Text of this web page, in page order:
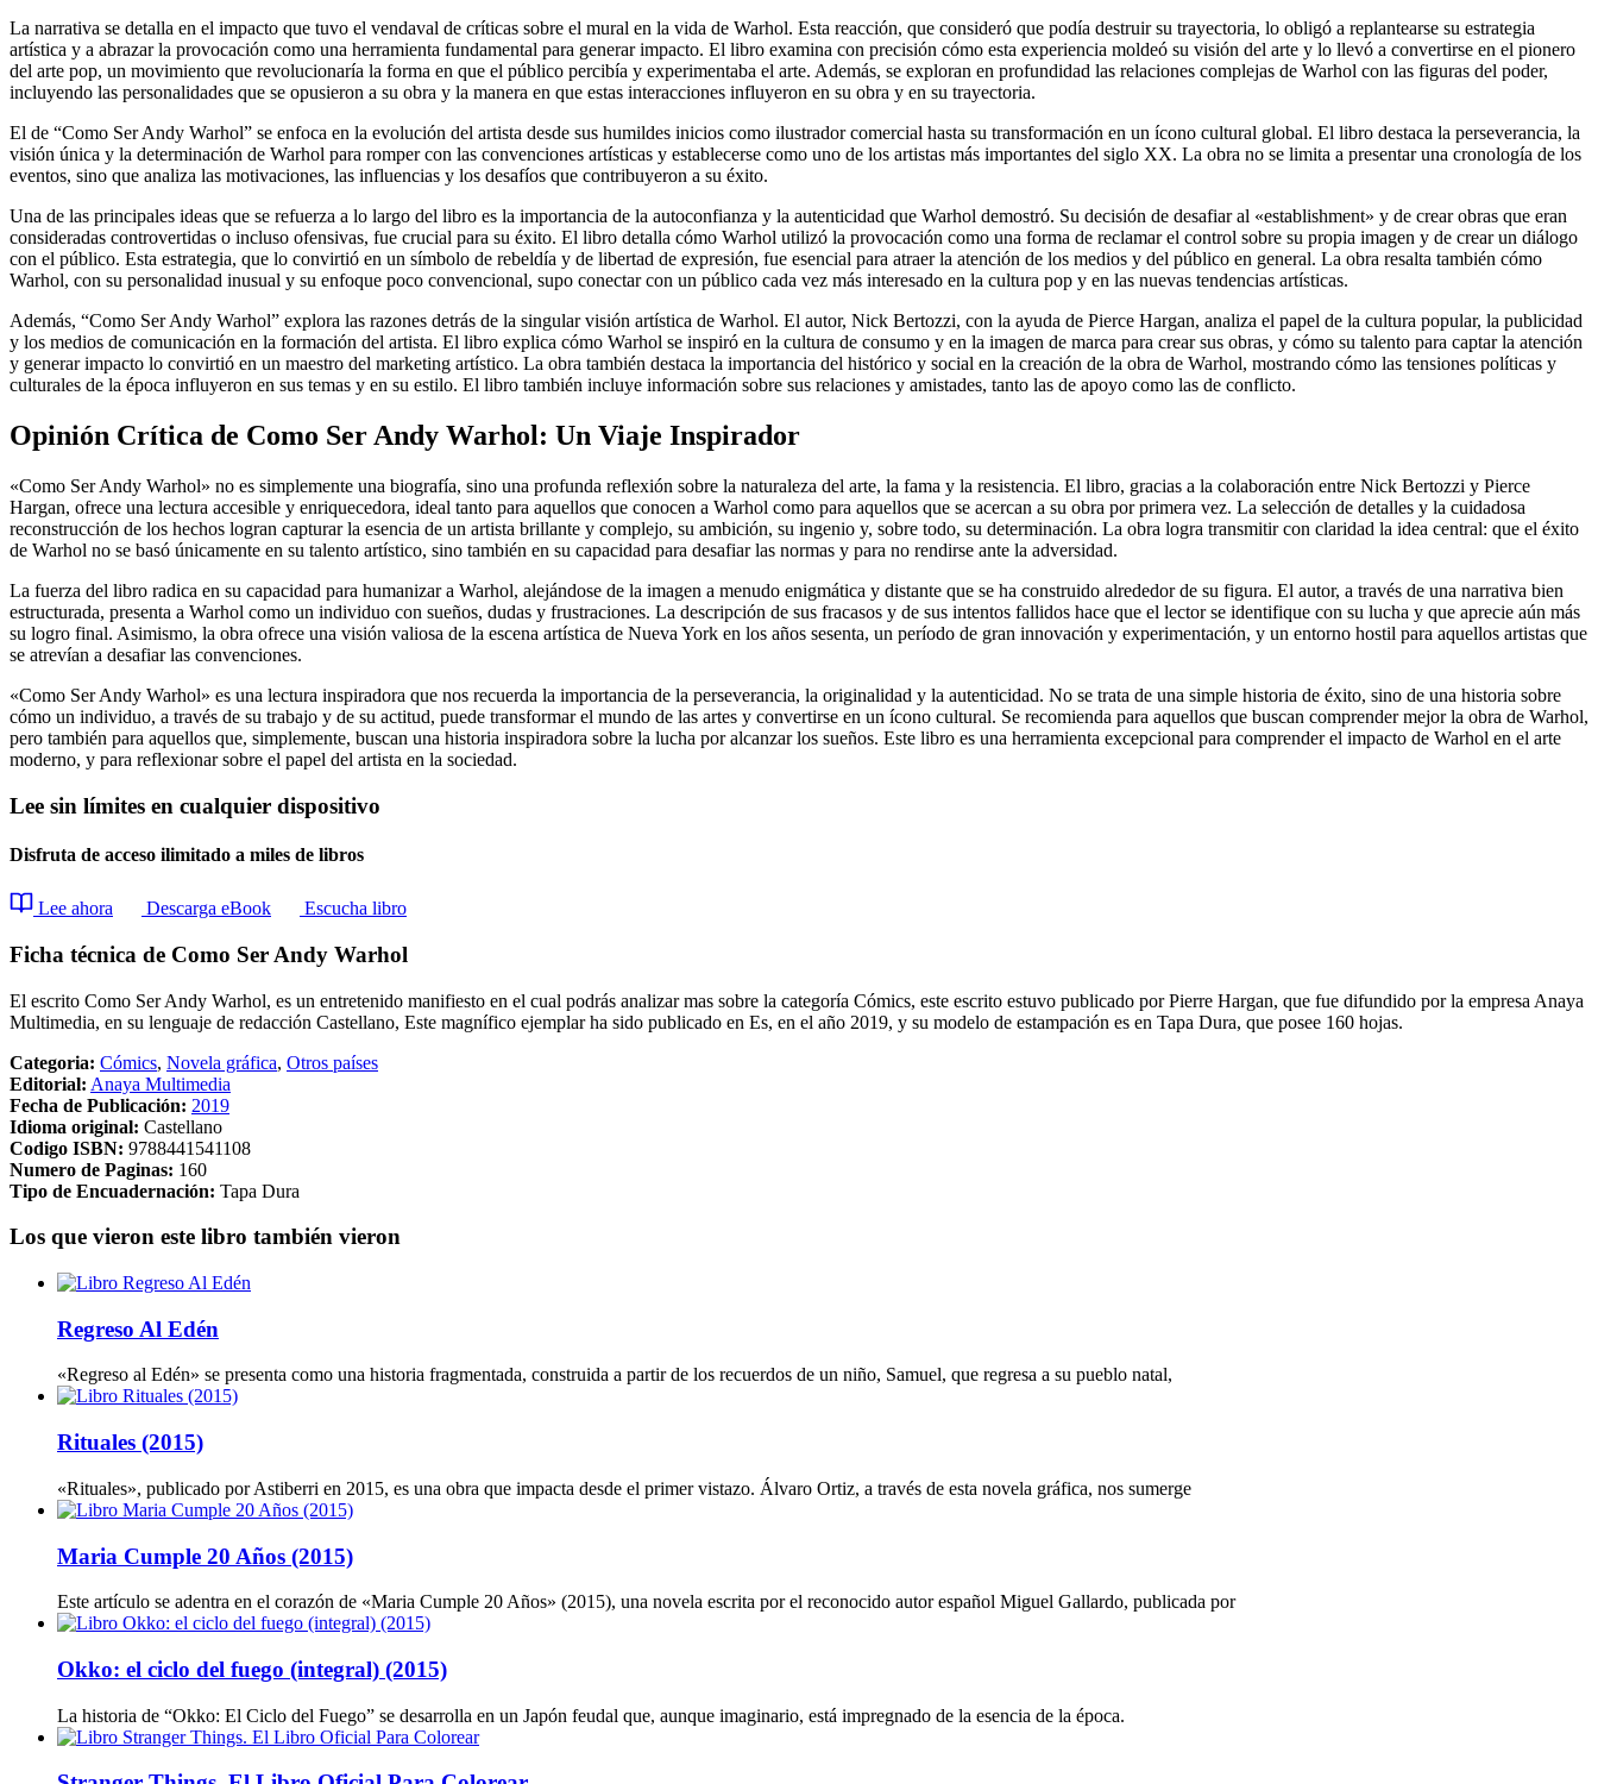
La narrativa se detalla en el impacto que tuvo el vendaval de críticas sobre el mural en la vida de Warhol. Esta reacción, que consideró que podía destruir su trayectoria, lo obligó a replantearse su estrategia
artística y a abrazar la provocación como una herramienta fundamental para generar impacto. El libro examina con precisión cómo esta experiencia moldeó su visión del arte y lo llevó a convertirse en el pionero
del arte pop, un movimiento que revolucionaría la forma en que el público percibía y experimentaba el arte. Además, se exploran en profundidad las relaciones complejas de Warhol con las figuras del poder,
incluyendo las personalidades que se opusieron a su obra y la manera en que estas interacciones influyeron en su obra y en su trayectoria.
El de “Como Ser Andy Warhol” se enfoca en la evolución del artista desde sus humildes inicios como ilustrador comercial hasta su transformación en un ícono cultural global. El libro destaca la perseverancia, la
visión única y la determinación de Warhol para romper con las convenciones artísticas y establecerse como uno de los artistas más importantes del siglo XX. La obra no se limita a presentar una cronología de los
eventos, sino que analiza las motivaciones, las influencias y los desafíos que contribuyeron a su éxito.
Una de las principales ideas que se refuerza a lo largo del libro es la importancia de la autoconfianza y la autenticidad que Warhol demostró. Su decisión de desafiar al «establishment» y de crear obras que eran
consideradas controvertidas o incluso ofensivas, fue crucial para su éxito. El libro detalla cómo Warhol utilizó la provocación como una forma de reclamar el control sobre su propia imagen y de crear un diálogo
con el público. Esta estrategia, que lo convirtió en un símbolo de rebeldía y de libertad de expresión, fue esencial para atraer la atención de los medios y del público en general. La obra resalta también cómo
Warhol, con su personalidad inusual y su enfoque poco convencional, supo conectar con un público cada vez más interesado en la cultura pop y en las nuevas tendencias artísticas.
Además, “Como Ser Andy Warhol” explora las razones detrás de la singular visión artística de Warhol. El autor, Nick Bertozzi, con la ayuda de Pierce Hargan, analiza el papel de la cultura popular, la publicidad
y los medios de comunicación en la formación del artista. El libro explica cómo Warhol se inspiró en la cultura de consumo y en la imagen de marca para crear sus obras, y cómo su talento para captar la atención
y generar impacto lo convirtió en un maestro del marketing artístico. La obra también destaca la importancia del histórico y social en la creación de la obra de Warhol, mostrando cómo las tensiones políticas y
culturales de la época influyeron en sus temas y en su estilo. El libro también incluye información sobre sus relaciones y amistades, tanto las de apoyo como las de conflicto.
Opinión Crítica de Como Ser Andy Warhol: Un Viaje Inspirador
«Como Ser Andy Warhol» no es simplemente una biografía, sino una profunda reflexión sobre la naturaleza del arte, la fama y la resistencia. El libro, gracias a la colaboración entre Nick Bertozzi y Pierce
Hargan, ofrece una lectura accesible y enriquecedora, ideal tanto para aquellos que conocen a Warhol como para aquellos que se acercan a su obra por primera vez. La selección de detalles y la cuidadosa
reconstrucción de los hechos logran capturar la esencia de un artista brillante y complejo, su ambición, su ingenio y, sobre todo, su determinación. La obra logra transmitir con claridad la idea central: que el éxito
de Warhol no se basó únicamente en su talento artístico, sino también en su capacidad para desafiar las normas y para no rendirse ante la adversidad.
La fuerza del libro radica en su capacidad para humanizar a Warhol, alejándose de la imagen a menudo enigmática y distante que se ha construido alrededor de su figura. El autor, a través de una narrativa bien
estructurada, presenta a Warhol como un individuo con sueños, dudas y frustraciones. La descripción de sus fracasos y de sus intentos fallidos hace que el lector se identifique con su lucha y que aprecie aún más
su logro final. Asimismo, la obra ofrece una visión valiosa de la escena artística de Nueva York en los años sesenta, un período de gran innovación y experimentación, y un entorno hostil para aquellos artistas que
se atrevían a desafiar las convenciones.
«Como Ser Andy Warhol» es una lectura inspiradora que nos recuerda la importancia de la perseverancia, la originalidad y la autenticidad. No se trata de una simple historia de éxito, sino de una historia sobre
cómo un individuo, a través de su trabajo y de su actitud, puede transformar el mundo de las artes y convertirse en un ícono cultural. Se recomienda para aquellos que buscan comprender mejor la obra de Warhol,
pero también para aquellos que, simplemente, buscan una historia inspiradora sobre la lucha por alcanzar los sueños. Este libro es una herramienta excepcional para comprender el impacto de Warhol en el arte
moderno, y para reflexionar sobre el papel del artista en la sociedad.
Lee sin límites en cualquier dispositivo
Disfruta de acceso ilimitado a miles de libros
Lee ahora Descarga eBook Escucha libro
Ficha técnica de Como Ser Andy Warhol
El escrito Como Ser Andy Warhol, es un entretenido manifiesto en el cual podrás analizar mas sobre la categoría Cómics, este escrito estuvo publicado por Pierre Hargan, que fue difundido por la empresa Anaya
Multimedia, en su lenguaje de redacción Castellano, Este magnífico ejemplar ha sido publicado en Es, en el año 2019, y su modelo de estampación es en Tapa Dura, que posee 160 hojas.
Categoria: Cómics, Novela gráfica, Otros países
Editorial: Anaya Multimedia
Fecha de Publicación: 2019
Idioma original: Castellano
Codigo ISBN: 9788441541108
Numero de Paginas: 160
Tipo de Encuadernación: Tapa Dura
Los que vieron este libro también vieron
Regreso Al Edén
«Regreso al Edén» se presenta como una historia fragmentada, construida a partir de los recuerdos de un niño, Samuel, que regresa a su pueblo natal,
Rituales (2015)
«Rituales», publicado por Astiberri en 2015, es una obra que impacta desde el primer vistazo. Álvaro Ortiz, a través de esta novela gráfica, nos sumerge
Maria Cumple 20 Años (2015)
Este artículo se adentra en el corazón de «Maria Cumple 20 Años» (2015), una novela escrita por el reconocido autor español Miguel Gallardo, publicada por
Okko: el ciclo del fuego (integral) (2015)
La historia de “Okko: El Ciclo del Fuego” se desarrolla en un Japón feudal que, aunque imaginario, está impregnado de la esencia de la época.